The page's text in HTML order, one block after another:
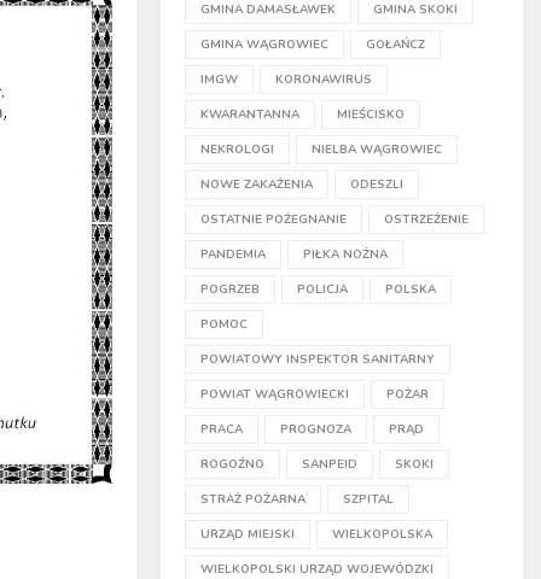
GMINA DAMASŁAWEK GMINA SKOKI
GMINA WĄGROWIEC GOŁAŃCZ
IMGW KORONAWIRUS
KWARANTANNA MIEŚCISKO
NEKROLOGI NIELBA WĄGROWIEC
NOWE ZAKAŻENIA ODESZLI
OSTATNIE POŻEGNANIE OSTRZEŻENIE
PANDEMIA PIŁKA NOŻNA
POGRZEB POLICJA POLSKA
POMOC
POWIATOWY INSPEKTOR SANITARNY
POWIAT WĄGROWIECKI POŻAR
PRACA PROGNOZA PRĄD
ROGOŹNO SANPEID SKOKI
STRAŻ POŻARNA SZPITAL
URZĄD MIEJSKI WIELKOPOLSKA
WIELKOPOLSKI URZĄD WOJEWÓDZKI